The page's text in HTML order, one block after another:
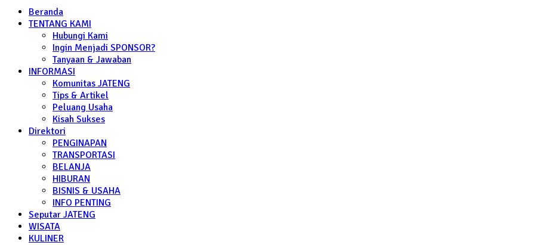
Beranda
TENTANG KAMI
Hubungi Kami
Ingin Menjadi SPONSOR?
Tanyaan & Jawaban
INFORMASI
Komunitas JATENG
Tips & Artikel
Peluang Usaha
Kisah Sukses
Direktori
PENGINAPAN
TRANSPORTASI
BELANJA
HIBURAN
BISNIS & USAHA
INFO PENTING
Seputar JATENG
WISATA
KULINER